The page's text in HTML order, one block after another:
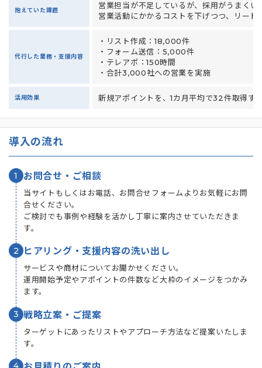
抱えていた課題
営業担当が不足しているが、採用がうまくい
営業活動にかかるコストを下げつつ、リー
代行した業務・支援内容
・リスト作成：18,000件
・フォーム送信：5,000件
・テレアポ：150時間
・合計3,000社への営業を実施
活用効果 新規アポイントを、1カ月平均で32件取得す
導入の流れ
1 お問合せ・ご相談
当サイトもしくはお電話、お問合せフォームよりお気軽にお問
合せください。
ご検討でも事例や経験を活かし丁寧に案内させていただきま
す。
2 ヒアリング・支援内容の洗い出し
サービスや商材についてお聞かせください。
運用開始予定やアポイントの件数など大枠のイメージをつかみ
ます。
3 戦略立案・ご提案
ターゲットにあったリストやアプローチ方法など提案いたしま
す。
4